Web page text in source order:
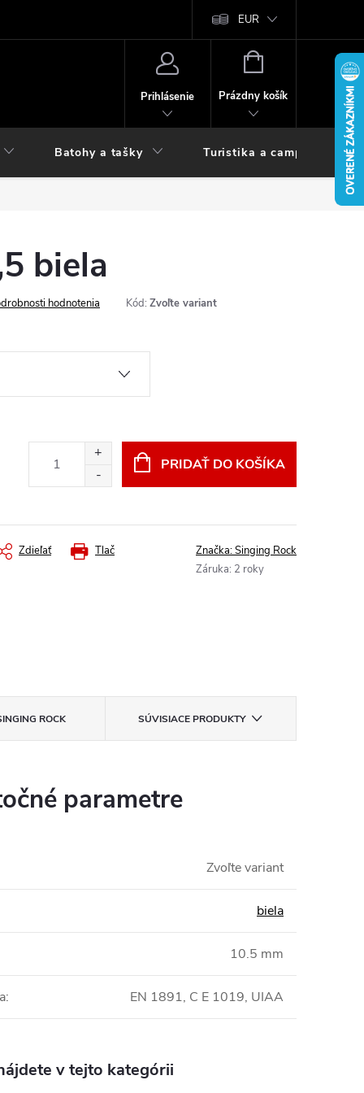
EUR
Prihlásenie
NÁKUPNÝ
Prázdny košík
Batohy a tašky Turistika a camping
biela
hodnotenia Kód: Zvoľte variant
PRIDAŤ DO KOŠÍKA
Tlač
Zdieľať Značka:Singing Rock
Záruka: 2 roky
ROCK SÚVISIACE PRODUKTY
parametre
Zvoľte variant
biela
10.5 mm
: EN 1891, C E 1019, UIAA
v tejto kategórii